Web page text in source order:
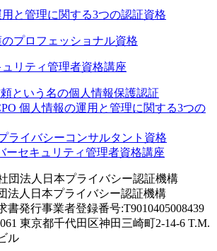
と管理に関する3つの認証資格
プロフェッショナル資格
リティ管理者資格講座
法人日本プライバシー認証機構
書発行事業者登録番号:T9010405008439
東京都千代田区神田三崎町2-14-6 T.M.
ル